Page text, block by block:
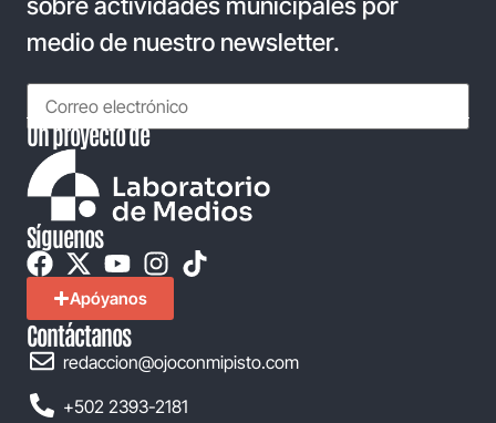
medio de nuestro newsletter.
Un proyecto de
Síguenos
Apóyanos
Contáctanos
redaccion@ojoconmipisto.com
+502 2393-2181